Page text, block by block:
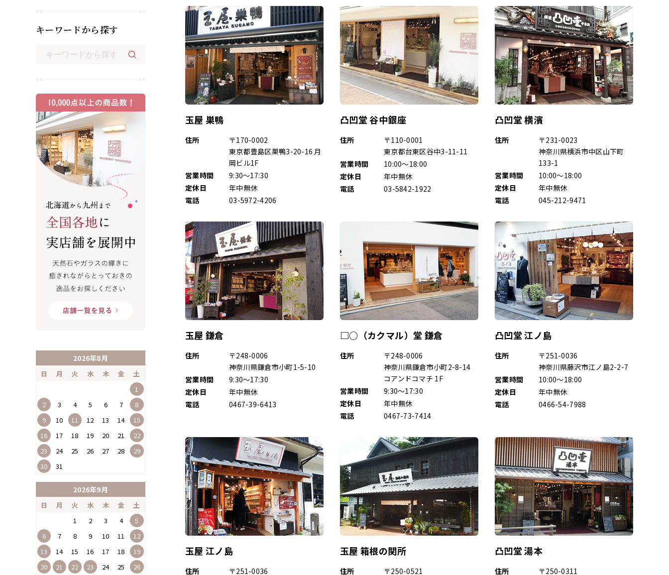
玉屋 巣鴨
住所
〒170-0002
東京都豊島区巣鴨3-20-16 月
岡ビル1F
営業時間
9:30～17:30
定休日
年中無休
電話
03-5972-4206
凸凹堂 谷中銀座
住所
〒110-0001
東京都台東区谷中3-11-11
営業時間
10:00～18:00
定休日
年中無休
電話
03-5842-1922
凸凹堂 横濱
住所
〒231-0023
神奈川県横浜市中区山下町
133-1
営業時間
10:00～18:00
定休日
年中無休
電話
045-212-9471
玉屋 鎌倉
住所
〒248-0006
神奈川県鎌倉市小町1-5-10
営業時間
9:30～17:30
定休日
年中無休
電話
0467-39-6413
□○（カクマル）堂 鎌倉
住所
〒248-0006
神奈川県鎌倉市小町2-8-14
コアンドコマチ 1F
営業時間
9:30～17:30
定休日
年中無休
電話
0467-73-7414
凸凹堂 江ノ島
住所
〒251-0036
神奈川県藤沢市江ノ島2-2-7
営業時間
10:00～18:00
定休日
年中無休
電話
0466-54-7988
玉屋 江ノ島
住所 〒251-0036
玉屋 箱根の関所
住所 〒250-0521
凸凹堂 湯本
住所 〒250-0311
キーワードから探す
2026年8月
日 月 火 水 木 金
土
1
2
3 4 5 6 7
8
9
10 11 12 13 14
15
16
17 18 19 20 21
22
23
24 25 26 27 28
29
30
31
2026年9月
日 月 火 水 木 金
土
1
2 3 4
5
6
7 8 9 10 11
12
13
14 15 16 17 18
19
20
21 22 23 24 25 26